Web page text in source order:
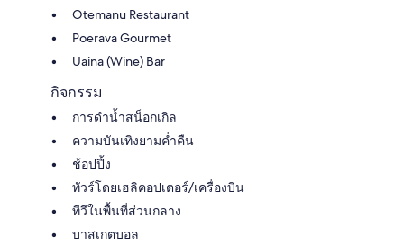
Otemanu Restaurant
Poerava Gourmet
Uaina (Wine) Bar
กิจกรรม
การดําน้ำสน็อกเกิล
ความบันเทิงยามค่ำคืน
ช้อปปิ้ง
ทัวร์โดยเฮลิคอปเตอร์/เครื่องบิน
ทีวีในพื้นที่ส่วนกลาง
บาสเกตบอล